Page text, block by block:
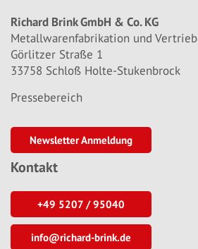
Richard Brink GmbH & Co. KG
Metallwarenfabrikation und Vertrieb
Görlitzer Straße 1
33758 Schloß Holte-Stukenbrock
Pressebereich
Newsletter Anmeldung
Kontakt
+49 5207 / 95040
info@richard-brink.de